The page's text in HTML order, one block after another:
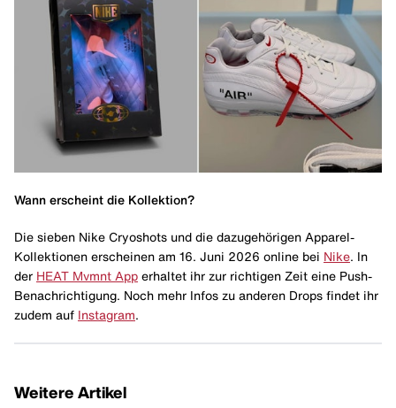
Wann erscheint die Kollektion?
Die sieben Nike Cryoshots und die dazugehörigen Apparel-
Kollektionen erscheinen am 16. Juni 2026 online bei Nike. In
der HEAT Mvmnt App erhaltet ihr zur richtigen Zeit eine Push-
Benachrichtigung. Noch mehr Infos zu anderen Drops findet ihr
zudem auf Instagram.
Weitere Artikel